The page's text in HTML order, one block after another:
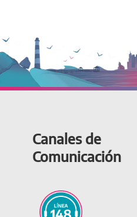
Canales de
Comunicación